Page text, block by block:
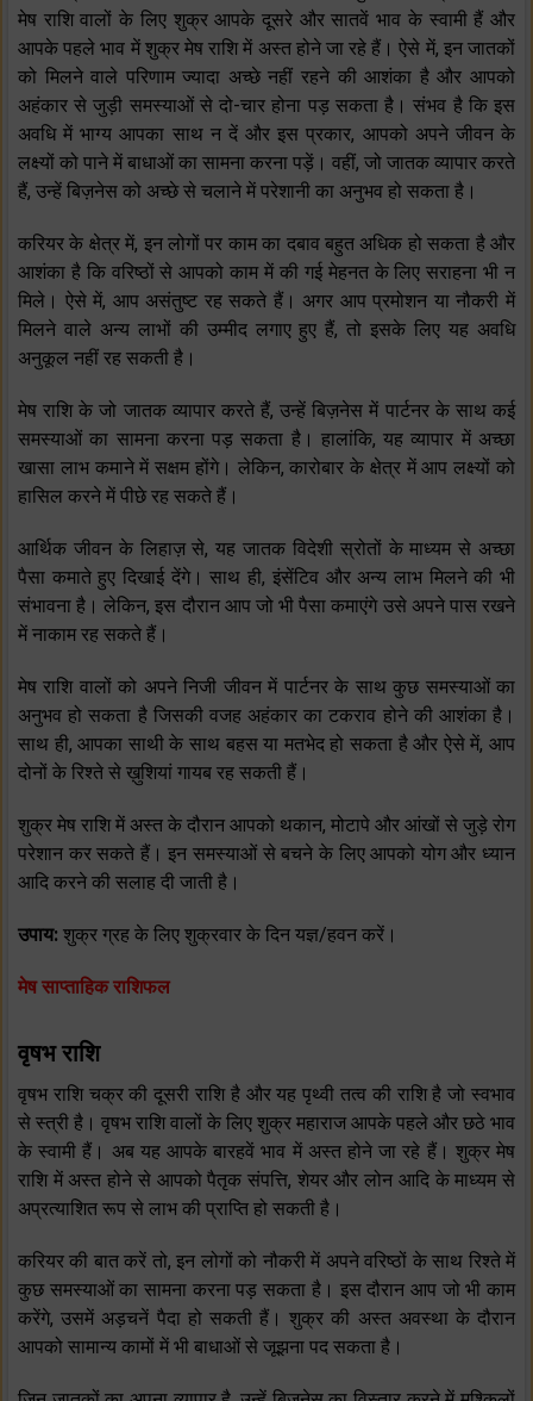
मेष राशि वालों के लिए शुक्र आपके दूसरे और सातवें भाव के स्वामी हैं और
आपके पहले भाव में शुक्र मेष राशि में अस्त होने जा रहे हैं। ऐसे में, इन जातकों
को मिलने वाले परिणाम ज्यादा अच्छे नहीं रहने की आशंका है और आपको
अहंकार से जुड़ी समस्याओं से दो-चार होना पड़ सकता है। संभव है कि इस
अवधि में भाग्य आपका साथ न दें और इस प्रकार, आपको अपने जीवन के
लक्ष्यों को पाने में बाधाओं का सामना करना पड़ें। वहीं, जो जातक व्यापार करते
हैं, उन्हें बिज़नेस को अच्छे से चलाने में परेशानी का अनुभव हो सकता है।
करियर के क्षेत्र में, इन लोगों पर काम का दबाव बहुत अधिक हो सकता है और
आशंका है कि वरिष्ठों से आपको काम में की गई मेहनत के लिए सराहना भी न
मिले। ऐसे में, आप असंतुष्ट रह सकते हैं। अगर आप प्रमोशन या नौकरी में
मिलने वाले अन्य लाभों की उम्मीद लगाए हुए हैं, तो इसके लिए यह अवधि
अनुकूल नहीं रह सकती है।
मेष राशि के जो जातक व्यापार करते हैं, उन्हें बिज़नेस में पार्टनर के साथ कई
समस्याओं का सामना करना पड़ सकता है। हालांकि, यह व्यापार में अच्छा
खासा लाभ कमाने में सक्षम होंगे। लेकिन, कारोबार के क्षेत्र में आप लक्ष्यों को
हासिल करने में पीछे रह सकते हैं।
आर्थिक जीवन के लिहाज़ से, यह जातक विदेशी स्रोतों के माध्यम से अच्छा
पैसा कमाते हुए दिखाई देंगे। साथ ही, इंसेंटिव और अन्य लाभ मिलने की भी
संभावना है। लेकिन, इस दौरान आप जो भी पैसा कमाएंगे उसे अपने पास रखने
में नाकाम रह सकते हैं।
मेष राशि वालों को अपने निजी जीवन में पार्टनर के साथ कुछ समस्याओं का
अनुभव हो सकता है जिसकी वजह अहंकार का टकराव होने की आशंका है।
साथ ही, आपका साथी के साथ बहस या मतभेद हो सकता है और ऐसे में, आप
दोनों के रिश्ते से ख़ुशियां गायब रह सकती हैं।
शुक्र मेष राशि में अस्त के दौरान आपको थकान, मोटापे और आंखों से जुड़े रोग
परेशान कर सकते हैं। इन समस्याओं से बचने के लिए आपको योग और ध्यान
आदि करने की सलाह दी जाती है।
उपाय: शुक्र ग्रह के लिए शुक्रवार के दिन यज्ञ/हवन करें।
मेष साप्ताहिक राशिफल
वृषभ राशि
वृषभ राशि चक्र की दूसरी राशि है और यह पृथ्वी तत्व की राशि है जो स्वभाव
से स्त्री है। वृषभ राशि वालों के लिए शुक्र महाराज आपके पहले और छठे भाव
के स्वामी हैं। अब यह आपके बारहवें भाव में अस्त होने जा रहे हैं। शुक्र मेष
राशि में अस्त होने से आपको पैतृक संपत्ति, शेयर और लोन आदि के माध्यम से
अप्रत्याशित रूप से लाभ की प्राप्ति हो सकती है।
करियर की बात करें तो, इन लोगों को नौकरी में अपने वरिष्ठों के साथ रिश्ते में
कुछ समस्याओं का सामना करना पड़ सकता है। इस दौरान आप जो भी काम
करेंगे, उसमें अड़चनें पैदा हो सकती हैं। शुक्र की अस्त अवस्था के दौरान
आपको सामान्य कामों में भी बाधाओं से जूझना पद सकता है।